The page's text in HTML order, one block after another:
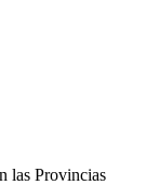
las Provincias